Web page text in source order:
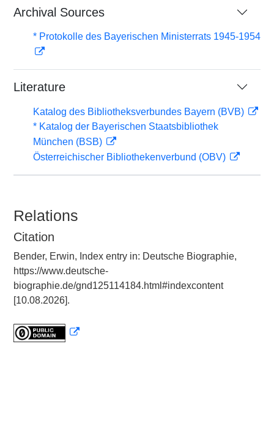
Archival Sources
* Protokolle des Bayerischen Ministerrats 1945-1954
Literature
Katalog des Bibliotheksverbundes Bayern (BVB)
* Katalog der Bayerischen Staatsbibliothek
München (BSB)
Österreichischer Bibliothekenverbund (OBV)
Relations
Citation
Bender, Erwin, Index entry in: Deutsche Biographie,
https://www.deutsche-
biographie.de/gnd125114184.html#indexcontent
[10.08.2026].